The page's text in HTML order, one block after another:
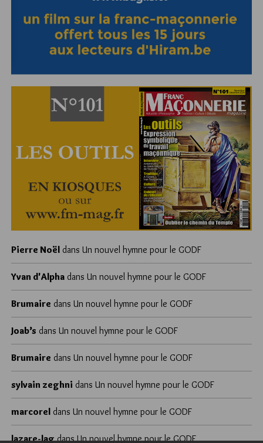
Pierre Noël dans Un nouvel hymne pour le GODF
Yvan d'Alpha dans Un nouvel hymne pour le GODF
Brumaire dans Un nouvel hymne pour le GODF
Joab’s dans Un nouvel hymne pour le GODF
Brumaire dans Un nouvel hymne pour le GODF
sylvain zeghni dans Un nouvel hymne pour le GODF
marcorel dans Un nouvel hymne pour le GODF
lazare-lagdansUn nouvel hymne pour le GODF